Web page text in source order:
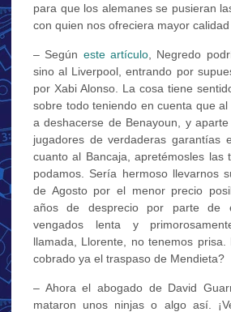
para que los alemanes se pusieran
con quien nos ofreciera mayor calidad
– Según este artículo , Negredo
sino al Liverpool, entrando por
por Xabi Alonso. La cosa tiene
sobre todo teniendo en cuenta que
a deshacerse de Benayoun, y
jugadores de verdaderas garantías
cuanto al Bancaja, apretémosles las
podamos. Sería hermoso llevarnos
de Agosto por el menor precio
años de desprecio por parte de
vengados lenta y
llamada, Llorente, no tenemos
cobrado ya el traspaso de Mendieta?
– Ahora el abogado de David
mataron unos ninjas o algo así.